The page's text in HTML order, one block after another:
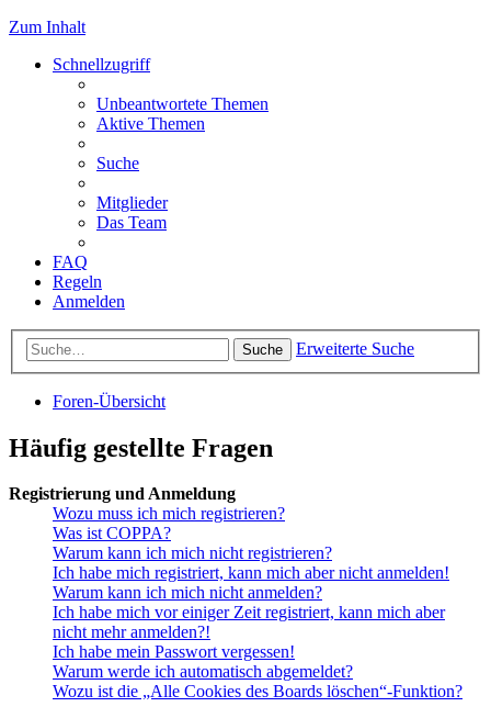
Zum Inhalt
Schnellzugriff
Unbeantwortete Themen
Aktive Themen
Suche
Mitglieder
Das Team
FAQ
Regeln
Anmelden
Suche Erweiterte Suche
Foren-Übersicht
Häufig gestellte Fragen
Registrierung und Anmeldung
Wozu muss ich mich registrieren?
Was ist COPPA?
Warum kann ich mich nicht registrieren?
Ich habe mich registriert, kann mich aber nicht anmelden!
Warum kann ich mich nicht anmelden?
Ich habe mich vor einiger Zeit registriert, kann mich aber
nicht mehr anmelden?!
Ich habe mein Passwort vergessen!
Warum werde ich automatisch abgemeldet?
Wozu ist die „Alle Cookies des Boards löschen“-Funktion?